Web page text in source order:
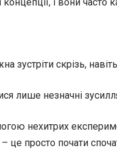
скрізь,
лише незначні
нехитрих
це просто почати